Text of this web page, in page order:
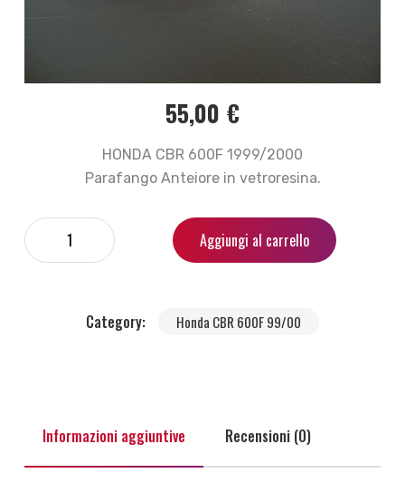
55,00 €
HONDA CBR 600F 1999/2000
Parafango Anteiore in vetroresina.
Aggiungi al carrello
Category: Honda CBR 600F 99/00
Informazioni aggiuntive Recensioni (0)